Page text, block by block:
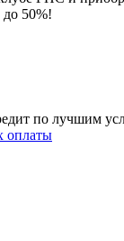
до 50%!
по лучшим
оплаты